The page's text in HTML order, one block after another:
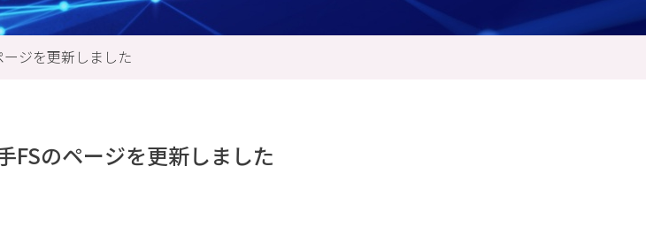
ージを更新しました
FSのページを更新しました